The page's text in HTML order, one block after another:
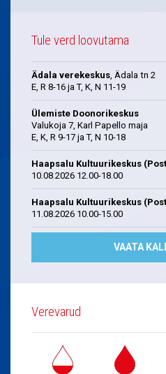
Tule verd loovutama
Ädala verekeskus , Ädala tn 2
E, R 8-16 ja T, K, N 11-19
Ülemiste Doonorikeskus
Valukoja 7, Karl Papello maja
E, K, R 9-17 ja T, N 10-18
Haapsalu Kultuurikeskus
10.08.2026 12.00-18.00
Haapsalu Kultuurikeskus
11.08.2026 10.00-15.00
VAATA
Verevarud